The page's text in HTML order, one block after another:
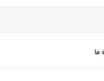
ما